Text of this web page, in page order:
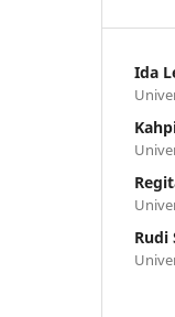
Ida
Rudi